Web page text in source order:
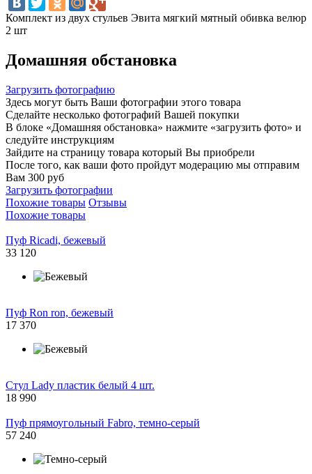
Комплект из двух стульев Эвита мягкий мятный обивка велюр
2 шт
Домашняя обстановка
Загрузить фотографию
Здесь могут быть Ваши фотографии этого товара
Сделайте несколько фотографий Вашей покупки
В блоке «Домашняя обстановка» нажмите «загрузить фото» и
следуйте инструкциям
Зайдите на страницу товара который Вы приобрели
После того, как ваши фото пройдут модерацию мы отправим
Вам 300 руб
Загрузить фотографии
Похожие товары Отзывы
Похожие товары
Пуф Ricadi, бежевый
33 120
Пуф Ron ron, бежевый
17 370
Стул Lady пластик белый 4 шт.
18 990
Пуф прямоугольный Fabro, темно-серый
57 240